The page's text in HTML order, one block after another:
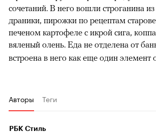
сочетаний. В него вошли строганина
драники, пирожки по рецептам
печеном картофеле с икрой сига,
вяленый олень. Еда не отделена от
встроена в него как еще один элемент
Авторы Теги
РБК Стиль